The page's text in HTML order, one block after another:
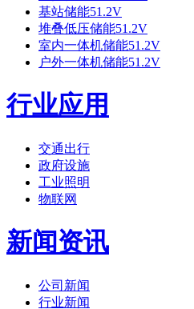
基站储能51.2V
堆叠低压储能51.2V
室内一体机储能51.2V
户外一体机储能51.2V
行业应用
交通出行
政府设施
工业照明
物联网
新闻资讯
公司新闻
行业新闻